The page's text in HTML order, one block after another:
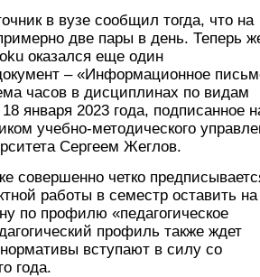
в вузе сообщил тогда, что на
две пары в день. Теперь
оказался еще один
– «Информационное
часов в дисциплинах по видам
января 2023 года, подписанное
учебно-методического
Сергеем Жеглов.
совершенно четко
работы в семестр оставить на
по профилю «педагогическое
профиль также ждет
вступают в силу со
года.